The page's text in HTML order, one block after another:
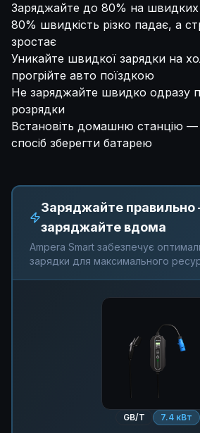
Заряджайте до 80% на швидких
80% швидкість різко падає, а
зростає
Уникайте швидкої зарядки на
прогрійте авто поїздкою
Не заряджайте швидко одразу
розрядки
Встановіть домашню станцію
спосіб зберегти батарею
Заряджайте
заряджайте вдома
Ampera Smart забезпечує
зарядки для максимального
GB/T 7.4 кВт